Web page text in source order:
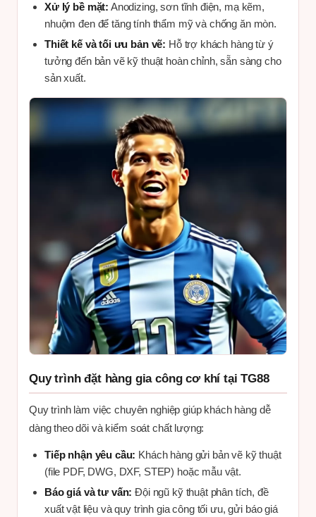
Xử lý bề mặt: Anodizing, sơn tĩnh điện, mạ kẽm,
nhuộm đen để tăng tính thẩm mỹ và chống ăn mòn.
Thiết kế và tối ưu bản vẽ: Hỗ trợ khách hàng từ ý
tưởng đến bản vẽ kỹ thuật hoàn chỉnh, sẵn sàng cho
sản xuất.
Quy trình đặt hàng gia công cơ khí tại TG88
Quy trình làm việc chuyên nghiệp giúp khách hàng dễ
dàng theo dõi và kiểm soát chất lượng:
Tiếp nhận yêu cầu: Khách hàng gửi bản vẽ kỹ thuật
(file PDF, DWG, DXF, STEP) hoặc mẫu vật.
Báo giá và tư vấn: Đội ngũ kỹ thuật phân tích, đề
xuất vật liệu và quy trình gia công tối ưu, gửi báo giá